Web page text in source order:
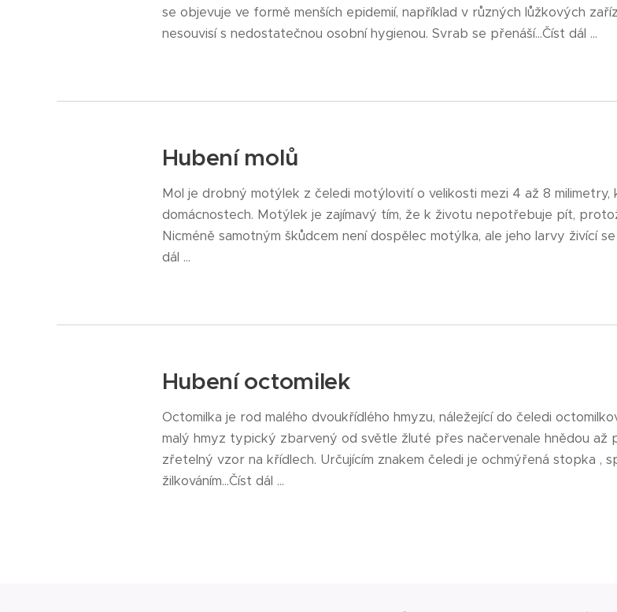
se objevuje ve formě menších epidemií, například v různých lůžkových
nesouvisí s nedostatečnou osobní hygienou. Svrab se přenáší...Číst dál ...
Hubení molů
Mol je drobný motýlek z čeledi motýlovití o velikosti mezi 4 až 8
domácnostech. Motýlek je zajímavý tím, že k životu nepotřebuje pít,
Nicméně samotným škůdcem není dospělec motýlka, ale jeho larvy živící
dál ...
Hubení octomilek
Octomilka je rod malého dvoukřídlého hmyzu, náležející do čeledi
malý hmyz typický zbarvený od světle žluté přes načervenale hnědou až
zřetelný vzor na křídlech. Určujícím znakem čeledi je ochmýřená stopka ,
žilkováním...Číst dál ...